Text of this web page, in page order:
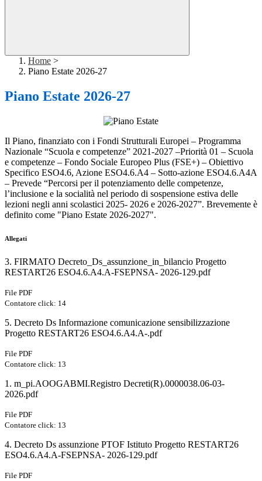
Home >
Piano Estate 2026-27
Piano Estate 2026-27
Il Piano, finanziato con i Fondi Strutturali Europei – Programma
Nazionale “Scuola e competenze” 2021-2027 –Priorità 01 – Scuola
e competenze – Fondo Sociale Europeo Plus (FSE+) – Obiettivo
Specifico ESO4.6, Azione ESO4.6.A4 – Sotto-azione ESO4.6.A4A
– Prevede “Percorsi per il potenziamento delle competenze,
l’inclusione e la socialità nel periodo di sospensione estiva delle
lezioni negli anni scolastici 2025- 2026 e 2026-2027”. Brevemente è
definito come "Piano Estate 2026-2027".
Allegati
3. FIRMATO Decreto_Ds_assunzione_in_bilancio Progetto
RESTART26 ESO4.6.A4.A-FSEPNSA- 2026-129.pdf
File PDF
Contatore click: 14
5. Decreto Ds Informazione comunicazione sensibilizzazione
Progetto RESTART26 ESO4.6.A4.A-.pdf
File PDF
Contatore click: 13
1. m_pi.AOOGABMI.Registro Decreti(R).0000038.06-03-
2026.pdf
File PDF
Contatore click: 13
4. Decreto Ds assunzione PTOF Istituto Progetto RESTART26
ESO4.6.A4.A-FSEPNSA- 2026-129.pdf
File PDF